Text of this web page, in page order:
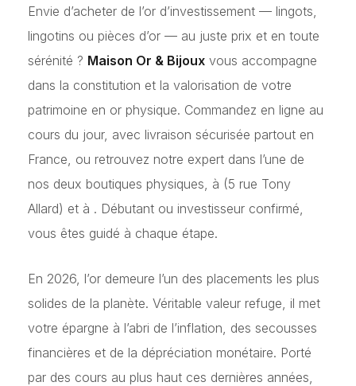
Envie d’acheter de l’or d’investissement — lingots,
lingotins ou pièces d’or — au juste prix et en toute
sérénité ? Maison Or & Bijoux vous accompagne
dans la constitution et la valorisation de votre
patrimoine en or physique. Commandez en ligne au
cours du jour, avec livraison sécurisée partout en
France, ou retrouvez notre expert dans l’une de
nos deux boutiques physiques, à (5 rue Tony
Allard) et à . Débutant ou investisseur confirmé,
vous êtes guidé à chaque étape.
En 2026, l’or demeure l’un des placements les plus
solides de la planète. Véritable valeur refuge, il met
votre épargne à l’abri de l’inflation, des secousses
financières et de la dépréciation monétaire. Porté
par des cours au plus haut ces dernières années,